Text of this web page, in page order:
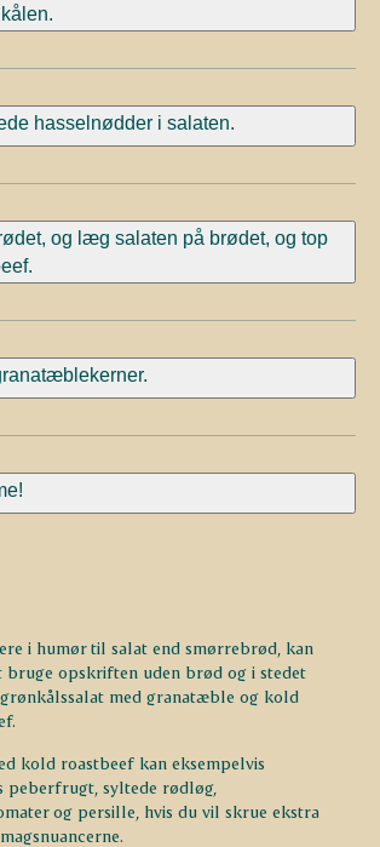
hasselnødder i salaten.
og læg salaten på brødet, og top
i humør til salat end smørrebrød, kan
bruge opskriften uden brød og i stedet
med granatæble og kold
kold roastbeef kan eksempelvis
peberfrugt, syltede rødløg,
og persille, hvis du vil skrue ekstra